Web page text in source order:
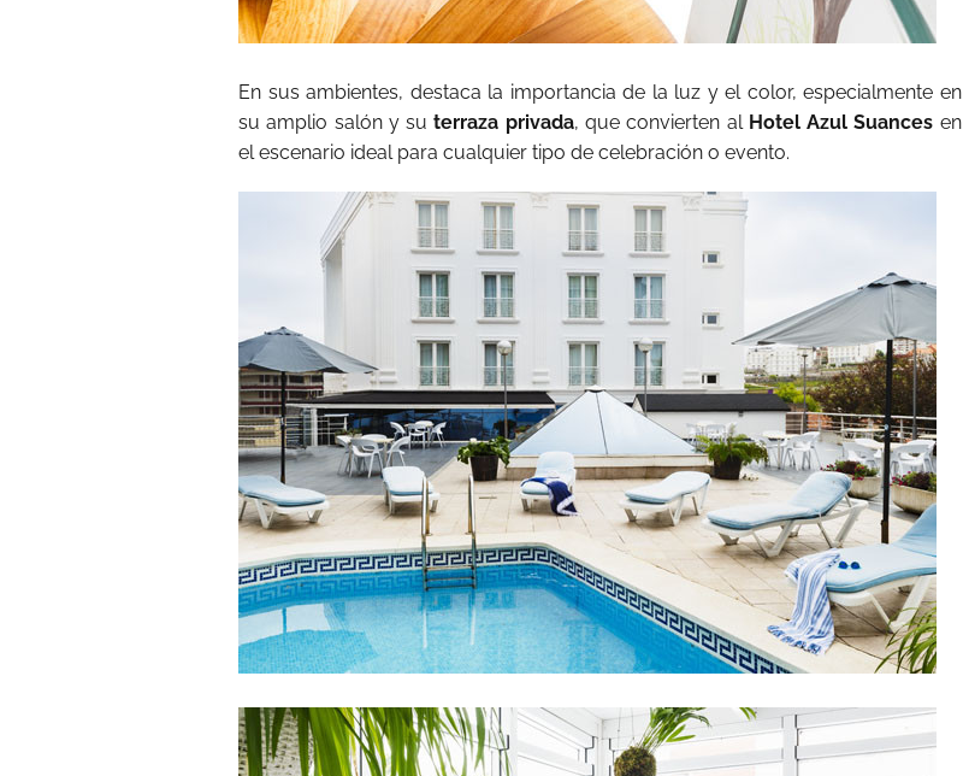
En sus ambientes, destaca la importancia de la luz y el color, especialmente en
su amplio salón y suterraza privada, que convierten al Hotel Azul Suances en
el escenario ideal para cualquier tipo de celebración o evento.